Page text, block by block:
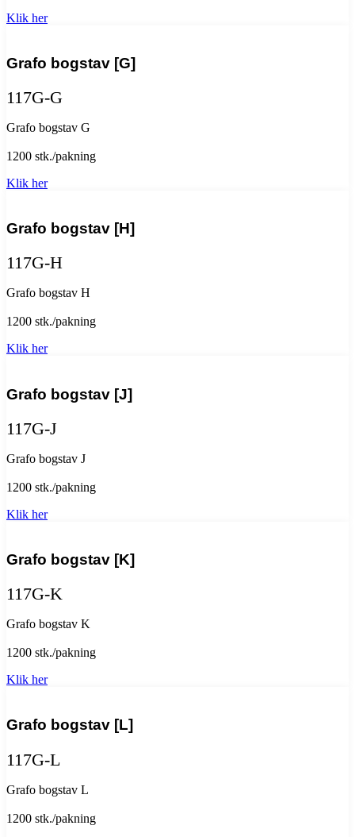
Klik her
Grafo bogstav [G]
117G-G
Grafo bogstav G
1200 stk./pakning
Klik her
Grafo bogstav [H]
117G-H
Grafo bogstav H
1200 stk./pakning
Klik her
Grafo bogstav [J]
117G-J
Grafo bogstav J
1200 stk./pakning
Klik her
Grafo bogstav [K]
117G-K
Grafo bogstav K
1200 stk./pakning
Klik her
Grafo bogstav [L]
117G-L
Grafo bogstav L
1200 stk./pakning